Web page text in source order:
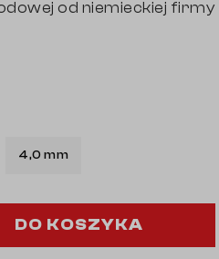
od niemieckiej firmy
4,0 mm
DO KOSZYKA